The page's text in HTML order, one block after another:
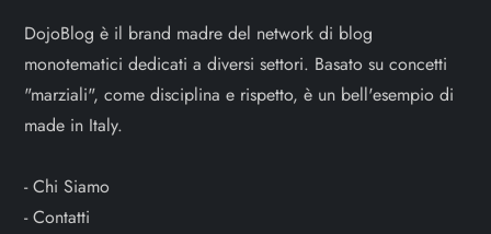
DojoBlog è il brand madre del network di blog
monotematici dedicati a diversi settori. Basato su concetti
"marziali", come disciplina e rispetto, è un bell'esempio di
made in Italy.
-Chi Siamo
-Contatti